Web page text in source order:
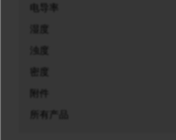
电导率
湿度
浊度
密度
附件
所有产品